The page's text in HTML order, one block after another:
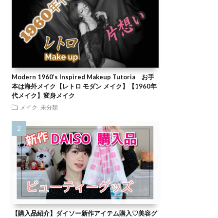
Modern 1960’s Inspired Makeup Tutoria お手
本は海外メイク【レトロ モダン メイク】【1960年
代メイク】変身メイク
メイク 未分類
【購入品紹介】ダイソー新作アイテム購入♡美容グ